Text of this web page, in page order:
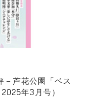
芦花公園「ベス
年3月号）